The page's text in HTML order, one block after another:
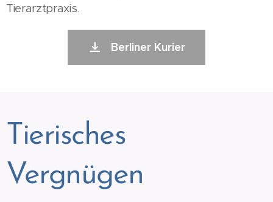
Tierarztpraxis.
Berliner Kurier
Tierisches
Vergnügen